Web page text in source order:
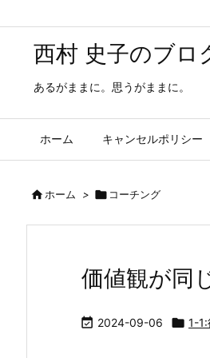
西村 史子のブロ
あるがままに。思うがままに。
ホーム キャンセルポリシー
ホーム >  コーチング
価値観が同
 2024-09-06  1-1: